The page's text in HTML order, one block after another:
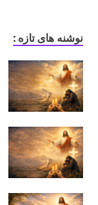
نوشنه های تازه :